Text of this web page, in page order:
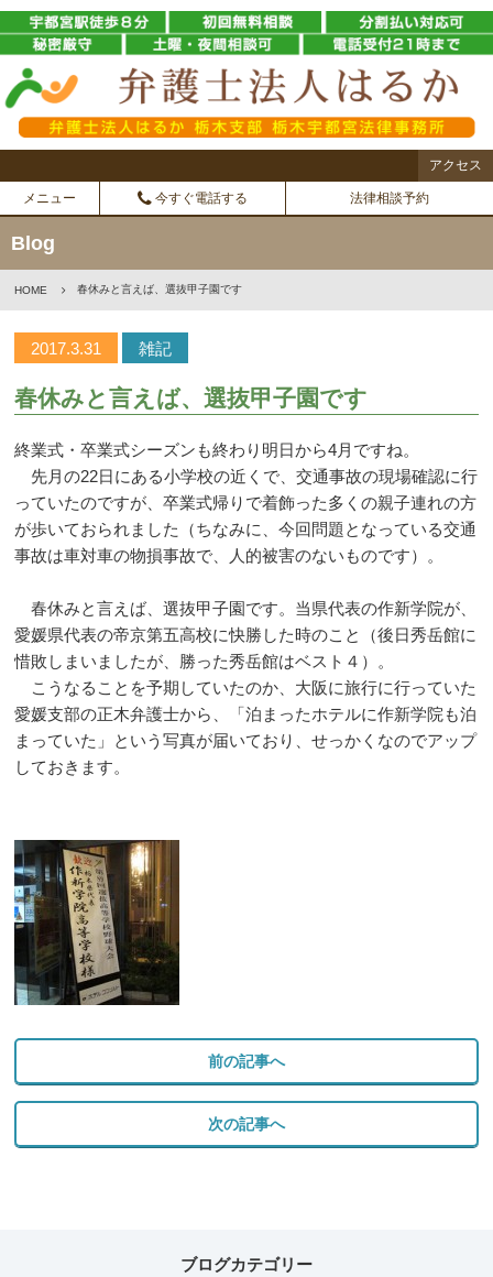
アクセス
メニュー 今すぐ電話する 法律相談予約
Blog
HOME 春休みと言えば、選抜甲子園です
2017.3.31 雑記
春休みと言えば、選抜甲子園です
終業式・卒業式シーズンも終わり明日から4月ですね。
先月の22日にある小学校の近くで、交通事故の現場確認に行
っていたのですが、卒業式帰りで着飾った多くの親子連れの方
が歩いておられました（ちなみに、今回問題となっている交通
事故は車対車の物損事故で、人的被害のないものです）。
春休みと言えば、選抜甲子園です。当県代表の作新学院が、
愛媛県代表の帝京第五高校に快勝した時のこと（後日秀岳館に
惜敗しまいましたが、勝った秀岳館はベスト４）。
こうなることを予期していたのか、大阪に旅行に行っていた
愛媛支部の正木弁護士から、「泊まったホテルに作新学院も泊
まっていた」という写真が届いており、せっかくなのでアップ
しておきます。
前の記事へ
次の記事へ
ブログカテゴリー